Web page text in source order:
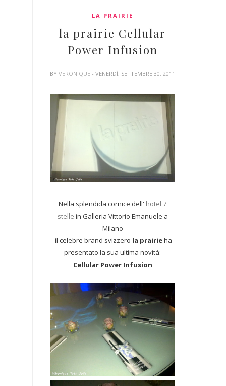
LA PRAIRIE
la prairie Cellular
Power Infusion
BYVERONIQUE- VENERDÌ, SETTEMBRE 30, 2011
Nella splendida cornice dell' hotel 7
stelle in Galleria Vittorio Emanuele a
Milano
il celebre brand svizzero la prairieha
presentato la sua ultima novità:
Cellular Power Infusion